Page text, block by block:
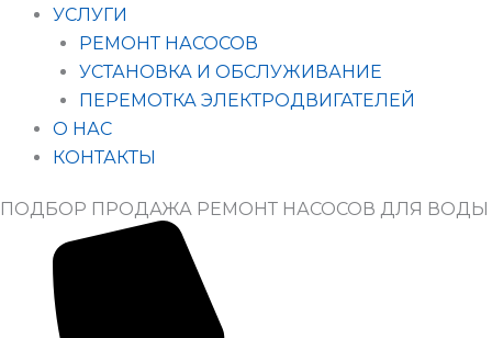
УСЛУГИ
РЕМОНТ НАСОСОВ
УСТАНОВКА И ОБСЛУЖИВАНИЕ
ПЕРЕМОТКА ЭЛЕКТРОДВИГАТЕЛЕЙ
О НАС
КОНТАКТЫ
ПОДБОР ПРОДАЖА РЕМОНТ НАСОСОВ ДЛЯ ВОДЫ